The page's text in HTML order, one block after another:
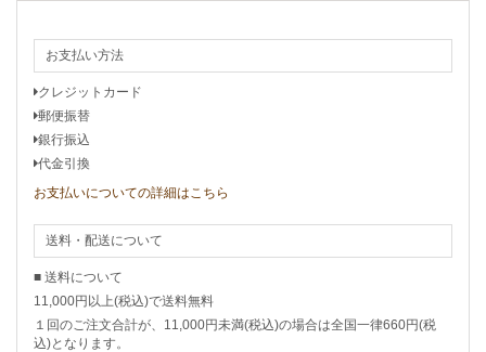
お支払い方法
クレジットカード
郵便振替
銀行振込
代金引換
お支払いについての詳細はこちら
送料・配送について
■ 送料について
11,000円以上(税込)で送料無料
１回のご注文合計が、11,000円未満(税込)の場合は全国一律660円(税
込)となります。